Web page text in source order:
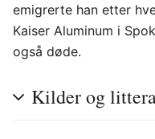
emigrerte han etter
Kaiser Aluminum i
også døde.
Kilder og